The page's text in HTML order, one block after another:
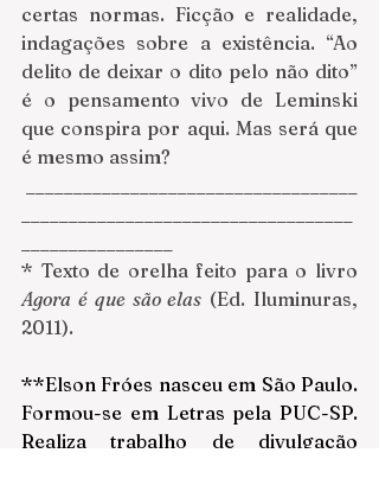
certas normas. Ficção e realidade,
indagações sobre a existência. “Ao
delito de deixar o dito pelo não dito”
é o pensamento vivo de Leminski
que conspira por aqui. Mas será que
é mesmo assim?
Agora é que são elas (Ed. Iluminuras,
2011).
**Elson Fróes nasceu em São Paulo.
Formou-se em Letras pela PUC-SP.
Realiza trabalho de divulgação